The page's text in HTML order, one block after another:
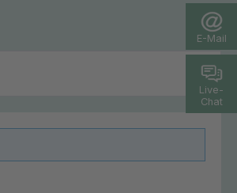
E-Mail
Live-
Chat